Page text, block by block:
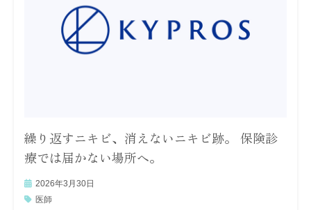
繰り返すニキビ、消えないニキビ跡。 保険診
療では届かない場所へ。
2026年3月30日
医師